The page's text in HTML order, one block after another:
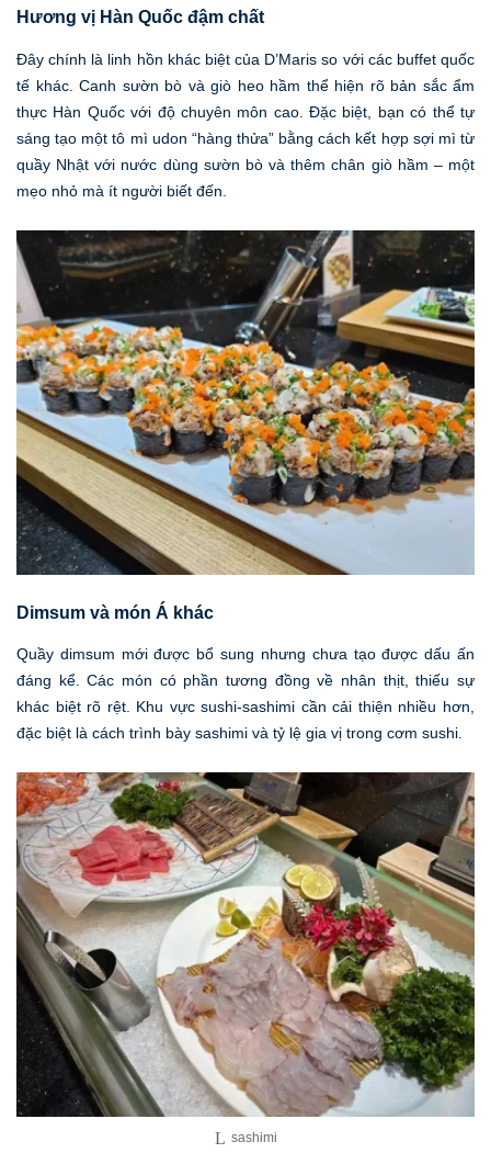
Hương vị Hàn Quốc đậm chất
Đây chính là linh hồn khác biệt của D’Maris so với các buffet quốc
tế khác. Canh sườn bò và giò heo hầm thể hiện rõ bản sắc ẩm
thực Hàn Quốc với độ chuyên môn cao. Đặc biệt, bạn có thể tự
sáng tạo một tô mì udon “hàng thửa” bằng cách kết hợp sợi mì từ
quầy Nhật với nước dùng sườn bò và thêm chân giò hầm – một
mẹo nhỏ mà ít người biết đến.
Dimsum và món Á khác
Quầy dimsum mới được bổ sung nhưng chưa tạo được dấu ấn
đáng kể. Các món có phần tương đồng về nhân thịt, thiếu sự
khác biệt rõ rệt. Khu vực sushi-sashimi cần cải thiện nhiều hơn,
đặc biệt là cách trình bày sashimi và tỷ lệ gia vị trong cơm sushi.
sashimi